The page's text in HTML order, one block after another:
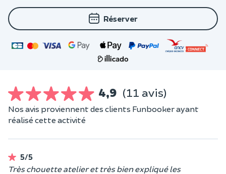
Réserver
4,9 (11 avis)
Nos avis proviennent des clients Funbooker ayant
réalisé cette activité
5/5
Très chouette atelier et très bien expliqué les